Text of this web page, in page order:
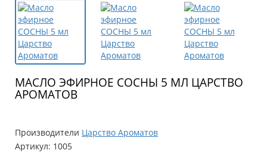
МАСЛО ЭФИРНОЕ СОСНЫ 5 МЛ ЦАРСТВО
АРОМАТОВ
Производители Царство Ароматов
Артикул: 1005